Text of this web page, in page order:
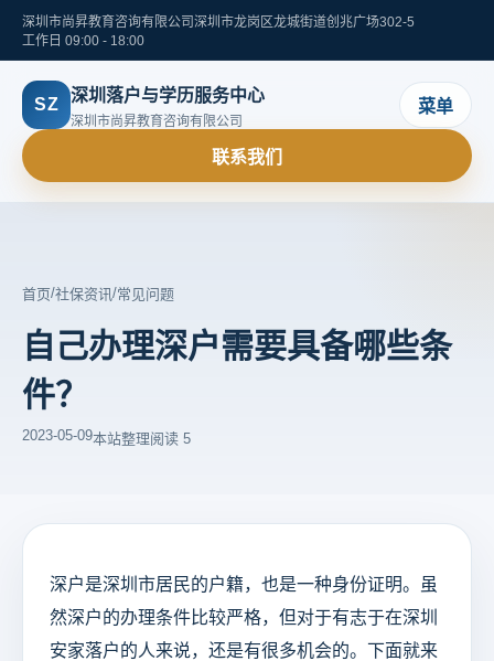
深圳市尚昇教育咨询有限公司 深圳市龙岗区龙城街道创兆广场302-5
工作日 09:00 - 18:00
SZ 深圳落户与学历服务中心
深圳市尚昇教育咨询有限公司
菜单
联系我们
首页/社保资讯/常见问题
自己办理深户需要具备哪些条
件？
2023-05-09本站整理阅读 5
深户是深圳市居民的户籍，也是一种身份证明。虽
然深户的办理条件比较严格，但对于有志于在深圳
安家落户的人来说，还是有很多机会的。下面就来